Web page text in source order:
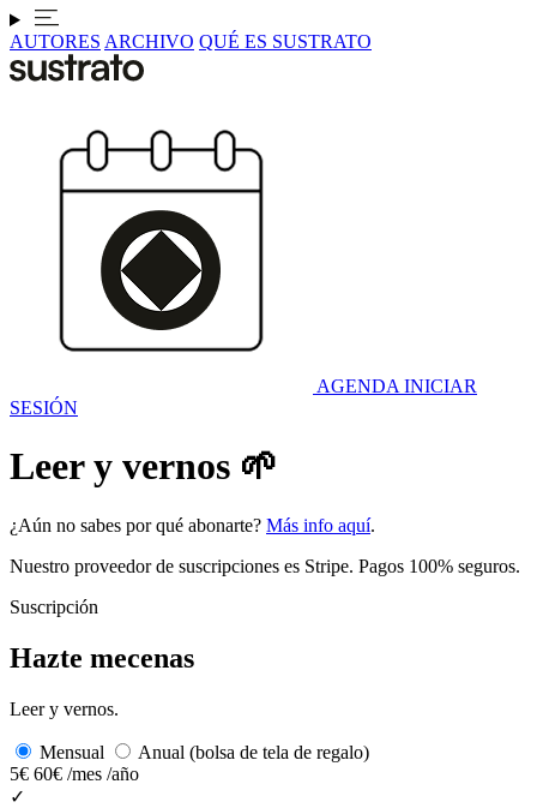
AUTORES ARCHIVO QUÉ ES SUSTRATO
AGENDA INICIAR
SESIÓN
Leer y vernos 🌱
¿Aún no sabes por qué abonarte? Más info aquí.
Nuestro proveedor de suscripciones es Stripe. Pagos 100% seguros.
Suscripción
Hazte mecenas
Leer y vernos.
Mensual
Anual (bolsa de tela de regalo)
5€ 60€ /mes /año
✓